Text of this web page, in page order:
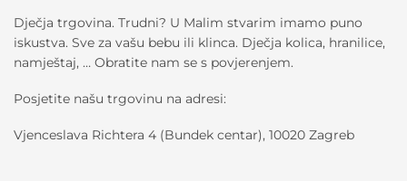
Dječja trgovina. Trudni? U Malim stvarim imamo puno
iskustva. Sve za vašu bebu ili klinca. Dječja kolica, hranilice,
namještaj, … Obratite nam se s povjerenjem.
Posjetite našu trgovinu na adresi:
Vjenceslava Richtera 4 (Bundek centar), 10020 Zagreb